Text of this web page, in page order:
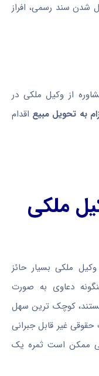
شدن سند رسمی، افراز
از وکیل ملکی در
به تحویل مبیع اقدام
ملکی
ملکی بسیار حائز
دعاوی به صورت
هستند، کوچک ترین سهل
غیر قابل جبرانی
ممکن است ثمره یک